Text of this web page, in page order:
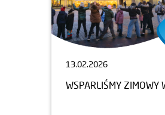
13.02.2026
WSPARLIŚMY ZIMOWY